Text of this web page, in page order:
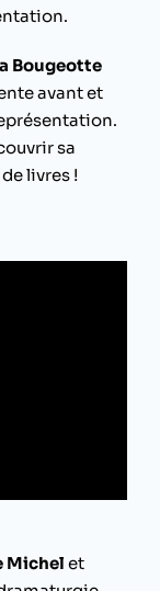
Bougeotte
avant et
sa
livres !
Michel et